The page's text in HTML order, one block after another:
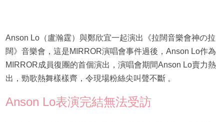
Anson Lo（盧瀚霆）與鄭欣宜一起演出《拉闊音樂會神の拉
闊》音樂會，這是MIRROR演唱會事件過後，Anson Lo作為
MIRROR成員復團的首個演出，演唱會期間Anson Lo賣力熱
出，勁歌熱舞樣樣齊，令現場粉絲尖叫聲不斷 。
Anson Lo表演完結無法受訪